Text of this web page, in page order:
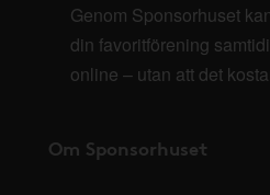
Genom Sponsorhuset
din favoritförening
online – utan att det
Om Sponsorhuset